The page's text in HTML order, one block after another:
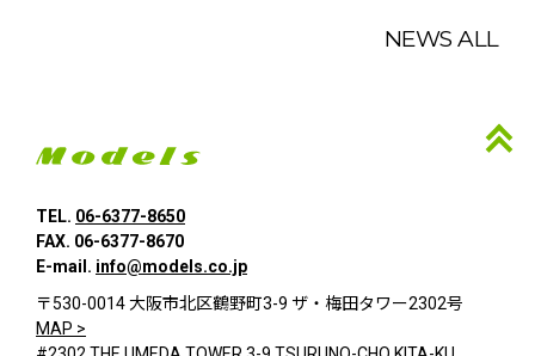
NEWS ALL
TEL. 06-6377-8650
FAX. 06-6377-8670
E-mail. info@models.co.jp
〒530-0014 大阪市北区鶴野町3-9 ザ・梅田タワー2302号
MAP >